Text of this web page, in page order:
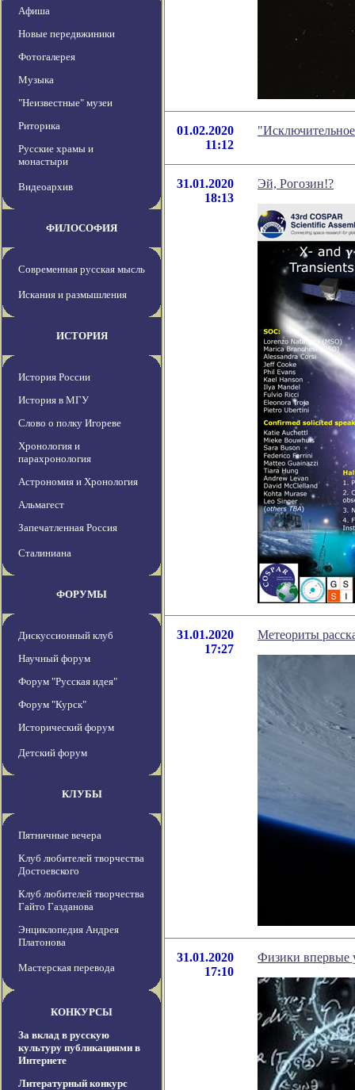
Афиша
Новые передвжиники
Фотогалерея
Музыка
"Неизвестные" музеи
Риторика
Русские храмы и
монастыри
Видеоархив
ФИЛОСОФИЯ
Современная русская мысль
Искания и размышления
ИСТОРИЯ
История России
История в МГУ
Слово о полку Игореве
Хронология и
парахронология
Астрономия и Хронология
Альмагест
Запечатленная Россия
Сталиниана
ФОРУМЫ
Дискуссионный клуб
Научный форум
Форум "Русская идея"
Форум "Курск"
Исторический форум
Детский форум
КЛУБЫ
Пятничные вечера
Клуб любителей творчества
Достоевского
Клуб любителей творчества
Гайто Газданова
Энциклопедия Андрея
Платонова
Мастерская перевода
КОНКУРСЫ
За вклад в русскую
культуру публикациями в
Интернете
Литературный конкурс
01.02.2020
11:12
31.01.2020
18:13
Эй, Рогозин!?
31.01.2020
17:27
Метеориты
31.01.2020
17:10
Физики впервые